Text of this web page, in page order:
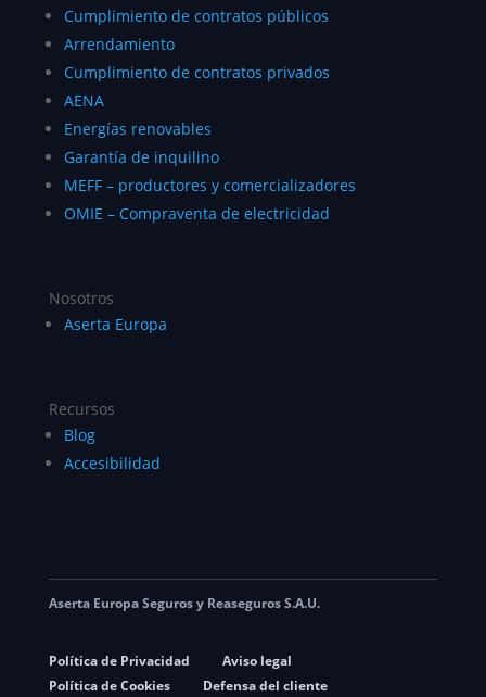
Cumplimiento de contratos públicos
Arrendamiento
Cumplimiento de contratos privados
AENA
Energías renovables
Garantía de inquilino
MEFF – productores y comercializadores
OMIE – Compraventa de electricidad
Nosotros
Aserta Europa
Recursos
Blog
Accesibilidad
Aserta Europa Seguros y Reaseguros S.A.U.
Política de Privacidad
Aviso legal
Política de Cookies
Defensa del cliente